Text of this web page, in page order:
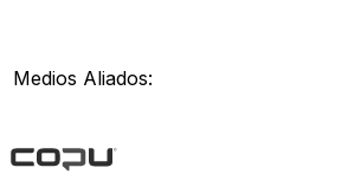
Medios Aliados: